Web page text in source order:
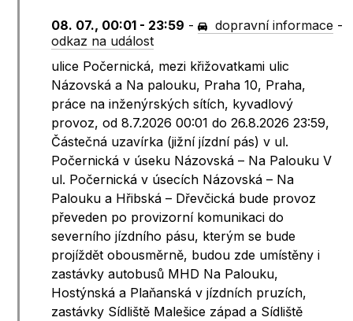
08. 07., 00:01 - 23:59 - dopravní informace -
odkaz na událost
ulice Počernická, mezi křižovatkami ulic
Názovská a Na palouku, Praha 10, Praha,
práce na inženýrských sítích, kyvadlový
provoz, od 8.7.2026 00:01 do 26.8.2026 23:59,
Částečná uzavírka (jižní jízdní pás) v ul.
Počernická v úseku Názovská – Na Palouku V
ul. Počernická v úsecích Názovská – Na
Palouku a Hřibská – Dřevčická bude provoz
převeden po provizorní komunikaci do
severního jízdního pásu, kterým se bude
projíždět obousměrně, budou zde umístěny i
zastávky autobusů MHD Na Palouku,
Hostýnská a Plaňanská v jízdních pruzích,
zastávky Sídliště Malešice západ a Sídliště